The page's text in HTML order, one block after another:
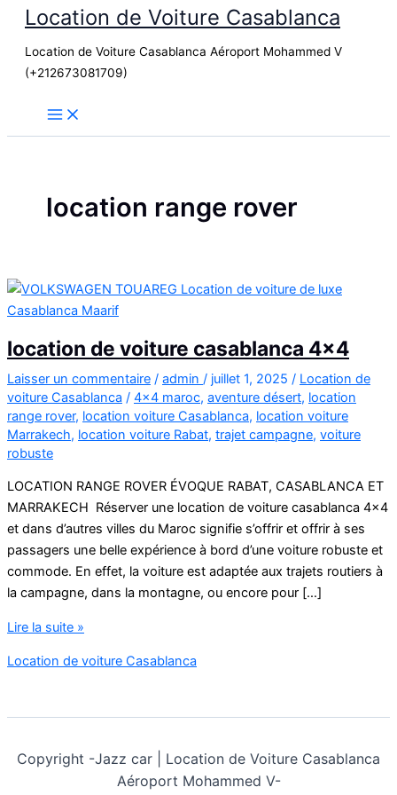
contenu
Location de Voiture Casablanca
Location de Voiture Casablanca Aéroport Mohammed V
(+212673081709)
location range rover
location de voiture casablanca 4×4
Laisser un commentaire / admin / juillet 1, 2025 / Location de
voiture Casablanca / 4x4 maroc, aventure désert, location
range rover, location voiture Casablanca, location voiture
Marrakech, location voiture Rabat, trajet campagne, voiture
robuste
LOCATION RANGE ROVER ÉVOQUE RABAT, CASABLANCA ET
MARRAKECH Réserver une location de voiture casablanca 4×4
et dans d’autres villes du Maroc signifie s’offrir et offrir à ses
passagers une belle expérience à bord d’une voiture robuste et
commode. En effet, la voiture est adaptée aux trajets routiers à
la campagne, dans la montagne, ou encore pour […]
location
voiture
Lire la suite »
Location de voiture Casablanca
Copyright -Jazz car | Location de Voiture Casablanca
Aéroport Mohammed V-